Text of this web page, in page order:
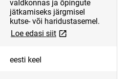
valdkonnas ja õpingute
jätkamiseks järgmisel
kutse- või haridustasemel.
Loe edasi siitlink opens on new
eesti keel